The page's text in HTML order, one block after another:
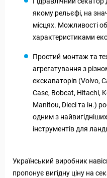
якому рельєфі, на
місцях. Можливості
характеристиками
Простий монтаж та
агрегатування з
екскаваторів (Volvo,
Case, Bobcat, Hitachi,
Manitou, Dieci та ін.)
одним з
інструментів для
Український виробник
пропонує вигідну ціну на